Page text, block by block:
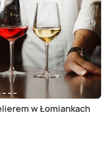
orientalny
w Łomiankach